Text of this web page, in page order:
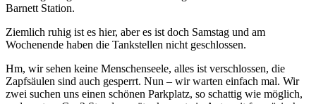
Barnett Station.
Ziemlich ruhig ist es hier, aber es ist doch Samstag und am
Wochenende haben die Tankstellen nicht geschlossen.
Hm, wir sehen keine Menschenseele, alles ist verschlossen, die
Zapfsäulen sind auch gesperrt. Nun – wir warten einfach mal. Wir
zwei suchen uns einen schönen Parkplatz, so schattig wie möglich,